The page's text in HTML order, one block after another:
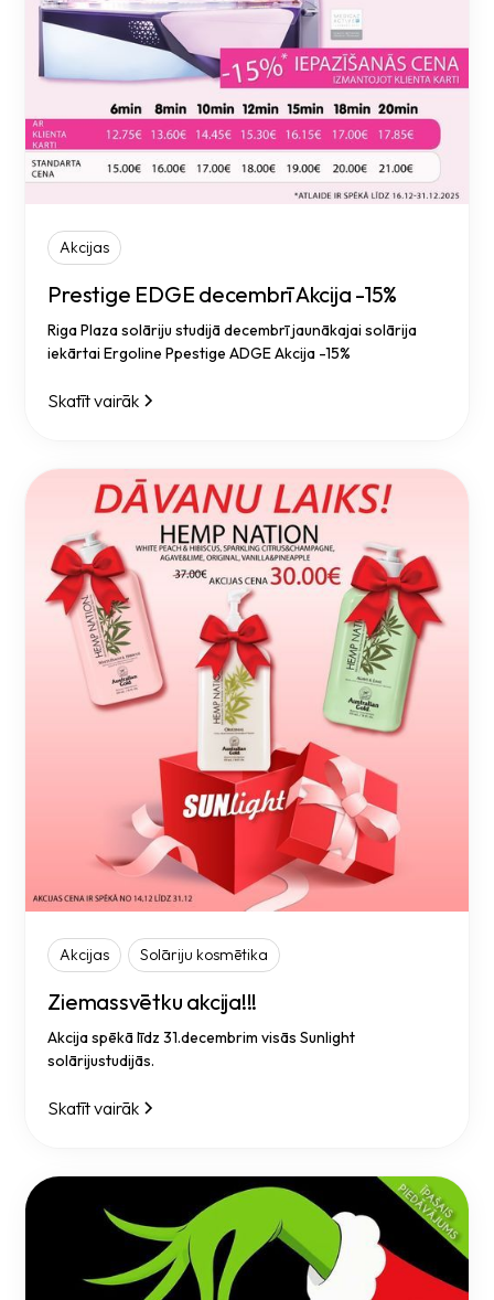
Akcijas
Prestige EDGE decembrī Akcija -15%
Riga Plaza solāriju studijā decembrī jaunākajai solārija
iekārtai Ergoline Ppestige ADGE Akcija -15%
Skatīt vairāk
Akcijas Solāriju kosmētika
Ziemassvētku akcija!!!
Akcija spēkā līdz 31.decembrim visās Sunlight
solārijustudijās.
Skatīt vairāk